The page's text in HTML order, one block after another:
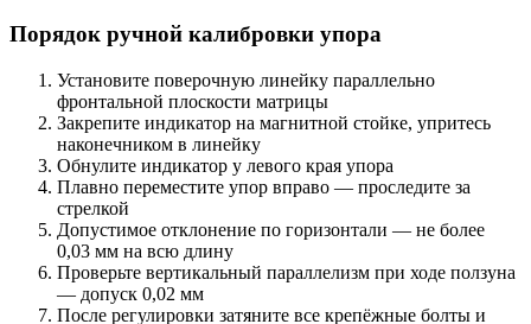
Порядок ручной калибровки упора
Установите поверочную линейку параллельно
фронтальной плоскости матрицы
Закрепите индикатор на магнитной стойке, упритесь
наконечником в линейку
Обнулите индикатор у левого края упора
Плавно переместите упор вправо — проследите за
стрелкой
Допустимое отклонение по горизонтали — не более
0,03 мм на всю длину
Проверьте вертикальный параллелизм при ходе ползуна
— допуск 0,02 мм
После регулировки затяните все крепёжные болты и